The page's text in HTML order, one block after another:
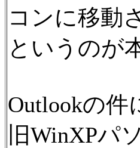
コンに移動
というのが
Outlookの件
旧WinXPパ